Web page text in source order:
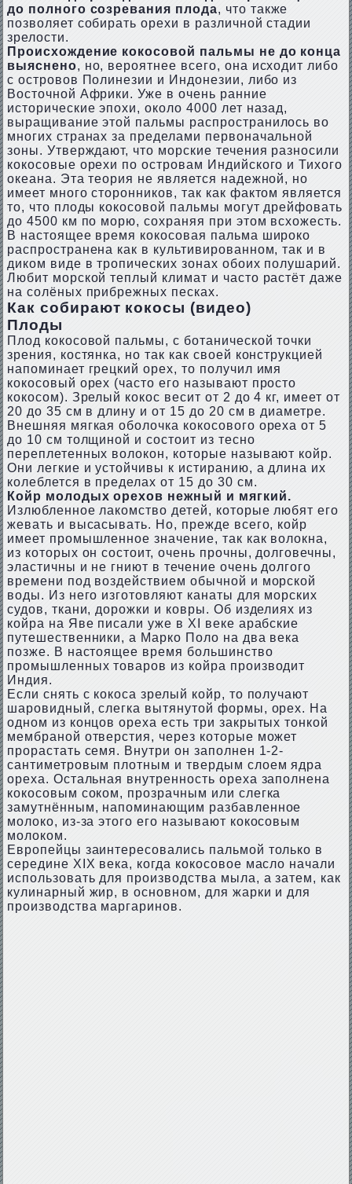
до полного созревания плода, что также
позволяет собирать орехи в различной стадии
зрелости.
Происхождение кокосовой пальмы не до конца
выяснено, но, вероятнее всего, она исходит либо
с островов Полинезии и Индонезии, либо из
Восточной Африки. Уже в очень ранние
исторические эпохи, около 4000 лет назад,
выращивание этой пальмы распространилось во
многих странах за пределами первоначальной
зоны. Утверждают, что морские течения разносили
кокосовые орехи по островам Индийского и Тихого
океана. Эта теория не является надежной, но
имеет много сторонников, так как фактом является
то, что плоды кокосовой пальмы могут дрейфовать
до 4500 км по морю, сохраняя при этом всхожесть.
В настоящее время кокосовая пальма широко
распространена как в культивированном, так и в
диком виде в тропических зонах обоих полушарий.
Любит морской теплый климат и часто растёт даже
на солёных прибрежных песках.
Как собирают кокосы (видео)
Плоды
Плод кокосовой пальмы, с ботанической точки
зрения, костянка, но так как своей конструкцией
напоминает грецкий орех, то получил имя
кокосовый орех (часто его называют просто
кокосом). Зрелый кокос весит от 2 до 4 кг, имеет от
20 до 35 см в длину и от 15 до 20 см в диаметре.
Внешняя мягкая оболочка кокосового ореха от 5
до 10 см толщиной и состоит из тесно
переплетенных волокон, которые называют койр.
Они легкие и устойчивы к истиранию, а длина их
колеблется в пределах от 15 до 30 см.
Койр молодых орехов нежный и мягкий.
Излюбленное лакомство детей, которые любят его
жевать и высасывать. Но, прежде всего, койр
имеет промышленное значение, так как волокна,
из которых он состоит, очень прочны, долговечны,
эластичны и не гниют в течение очень долгого
времени под воздействием обычной и морской
воды. Из него изготовляют канаты для морских
судов, ткани, дорожки и ковры. Об изделиях из
койра на Яве писали уже в XI веке арабские
путешественники, а Марко Поло на два века
позже. В настоящее время большинство
промышленных товаров из койра производит
Индия.
Если снять с кокоса зрелый койр, то получают
шаровидный, слегка вытянутой формы, орех. На
одном из концов ореха есть три закрытых тонкой
мембраной отверстия, через которые может
прорастать семя. Внутри он заполнен 1-2-
сантиметровым плотным и твердым слоем ядра
ореха. Остальная внутренность ореха заполнена
кокосовым соком, прозрачным или слегка
замутнённым, напоминающим разбавленное
молоко, из-за этого его называют кокосовым
молоком.
Европейцы заинтересовались пальмой только в
середине XIX века, когда кокосовое масло начали
использовать для производства мыла, а затем, как
кулинарный жир, в основном, для жарки и для
производства маргаринов.